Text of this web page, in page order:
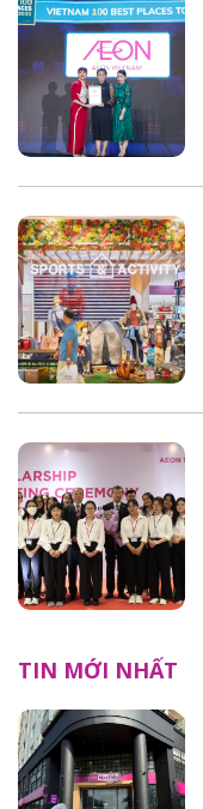
TIN MỚI NHẤT